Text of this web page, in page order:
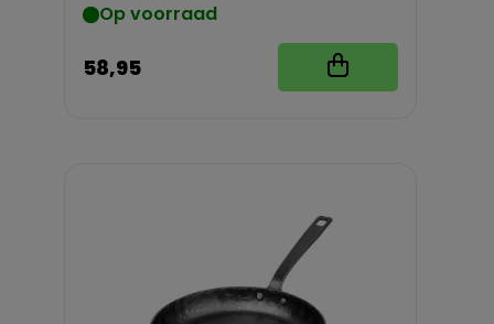
Op voorraad
58,95